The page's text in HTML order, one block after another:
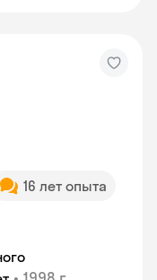
16 лет опыта